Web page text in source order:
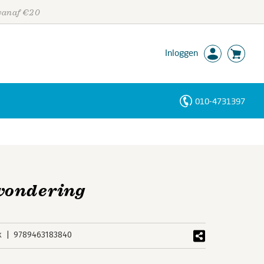
€20
Inloggen
010-4731397
9789463183840
Personen